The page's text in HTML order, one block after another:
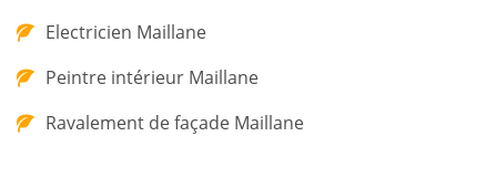
Electricien Maillane
Peintre intérieur Maillane
Ravalement de façade Maillane